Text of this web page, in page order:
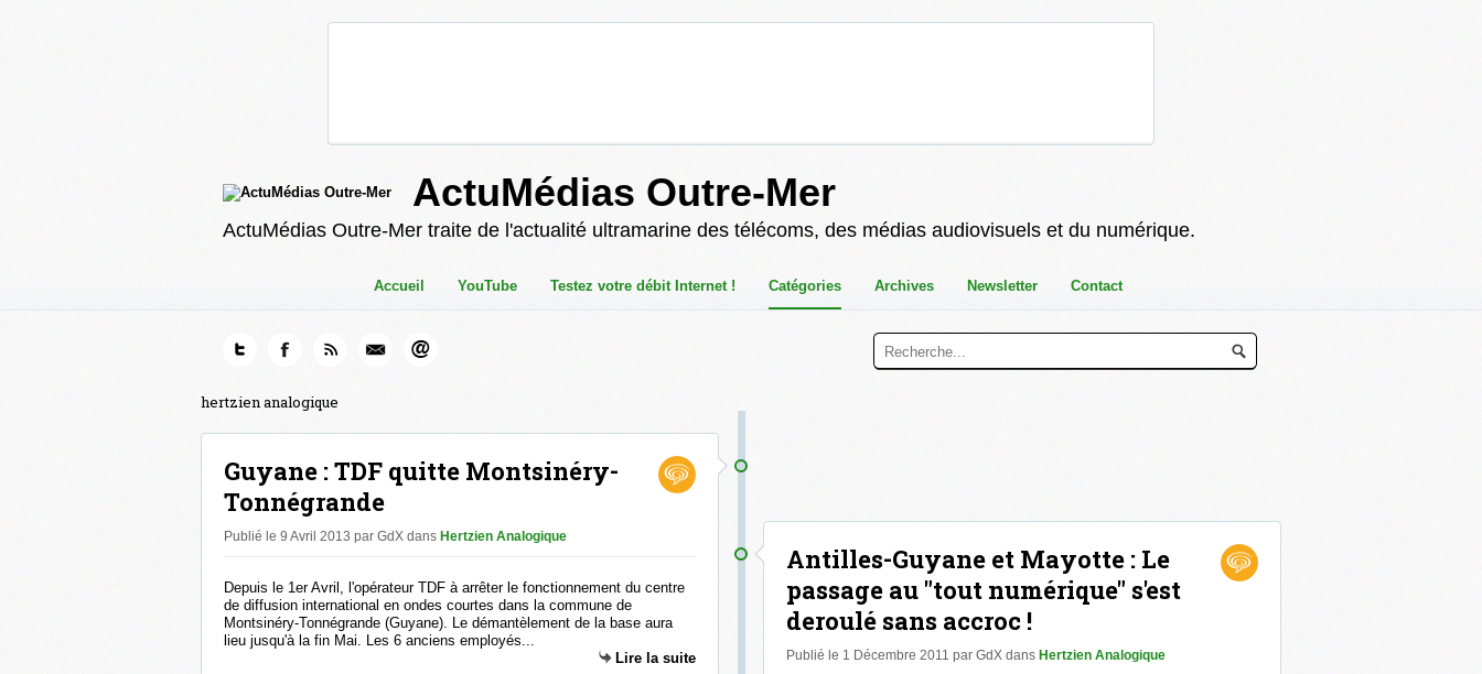
ActuMédias Outre-Mer
ActuMédias Outre-Mer traite de l'actualité ultramarine des télécoms, des médias audiovisuels et du numérique.
Accueil YouTube Testez votre débit Internet ! Catégories Archives Newsletter Contact
hertzien analogique
Guyane : TDF quitte Montsinéry-
Tonnégrande
Publié le 9 Avril 2013 par GdX dans Hertzien Analogique
Depuis le 1er Avril, l'opérateur TDF à arrêter le fonctionnement du centre
de diffusion international en ondes courtes dans la commune de
Montsinéry-Tonnégrande (Guyane). Le démantèlement de la base aura
lieu jusqu'à la fin Mai. Les 6 anciens employés...
Lire la suite
Antilles-Guyane et Mayotte : Le
passage au "tout numérique" s'est
deroulé sans accroc !
Publié le 1 Décembre 2011 par GdX dans Hertzien Analogique